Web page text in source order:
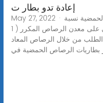
إعادة تدو بطار ت
May 27, 2022 · تمهيد يغطي تصنيع بطاريات الرصاص الحمضية نسبة
85 %تقريبا من حجم الطلب العالمي على معدن الرصاص المكرر ( 1
الطلب من خلال الرصاص المعاد
بطاريات الرصاص الحمضية في